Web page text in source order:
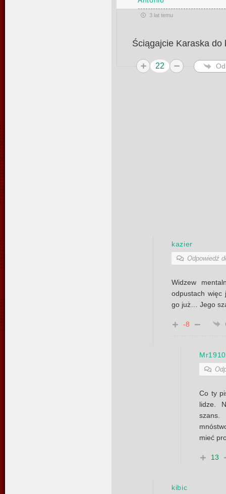
3 lat temu
Ściągajcie Karaska do
22
kazier
Odpowiedź
Widzew
odpustach więc
go już… Jego
-8
Mr1910
Co ty
lidze.
mieć
13
kibic